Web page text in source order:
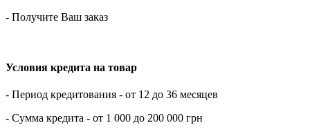
- Получите Ваш заказ
Условия кредита на товар
- Период кредитования - от 12 до 36 месяцев
- Сумма кредита - от 1 000 до 200 000 грн